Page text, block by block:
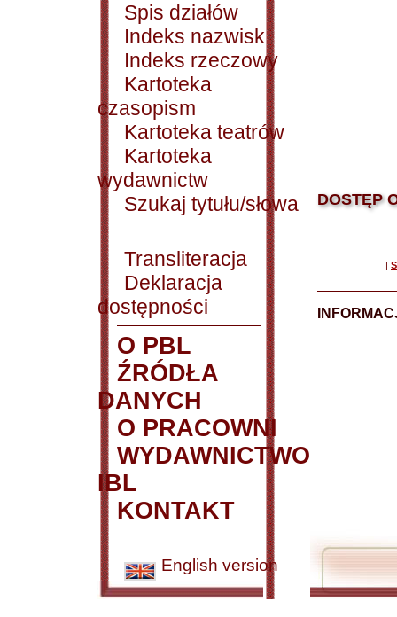
Spis działów
Indeks nazwisk
Indeks rzeczowy
Kartoteka
czasopism
Kartoteka teatrów
Kartoteka
wydawnictw
Szukaj tytułu/słowa
Transliteracja
Deklaracja
dostępności
O PBL
ŹRÓDŁA
DANYCH
O PRACOWNI
WYDAWNICTWO
IBL
KONTAKT
English version
DOSTĘP
|